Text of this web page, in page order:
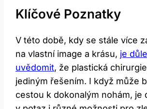
Klíčové Poznatky
V této době, kdy se⁢ stále více
na vlastní image a krásu, je
uvědomit, že plastická
jediným řešením. I když může
cestou k dokonalým nohám, je